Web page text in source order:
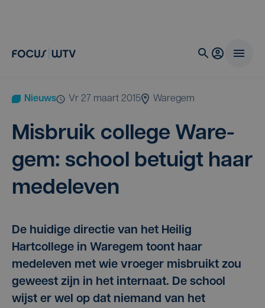
Nieuws vr 27 maart 2015 Waregem
Mis­bruik col­le­ge Ware­
gem: school betuigt haar
medeleven
De huidige directie van het Heilig
Hartcollege in Waregem toont haar
medeleven met wie vroeger misbruikt zou
geweest zijn in het internaat. De school
wijst er wel op dat niemand van het